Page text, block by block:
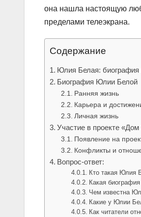
она нашла настоящую
пределами телеэкрана.
Содержание
Юлия Белая: биография
Биография Юлии Белой
Ранняя жизнь
Карьера и
Личная жизнь
Участие в проекте «Дом
Появление на
Конфликты и
Вопрос-ответ:
Кто такая Юлия
Какая
Чем известна
Какие у Юлии
Как читатели